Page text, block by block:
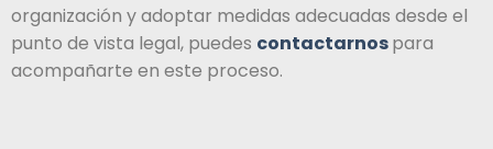
organización y adoptar medidas adecuadas desde el
punto de vista legal, puedes contactarnospara
acompañarte en este proceso.